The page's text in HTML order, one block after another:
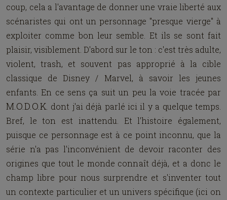
coup, cela a l'avantage de donner une vraie liberté aux
scénaristes qui ont un personnage "presque vierge" à
exploiter comme bon leur semble. Et ils se sont fait
plaisir, visiblement. D'abord sur le ton : c'est très adulte,
violent, trash, et souvent pas approprié à la cible
classique de Disney / Marvel, à savoir les jeunes
enfants. En ce sens ça suit un peu la voie tracée par
M.O.D.O.K. dont j'ai déjà parlé ici il y a quelque temps.
Bref, le ton est inattendu. Et l'histoire également,
puisque ce personnage est à ce point inconnu, que la
série n'a pas l'inconvénient de devoir raconter des
origines que tout le monde connaît déjà, et a donc le
champ libre pour nous surprendre et s'inventer tout
un contexte particulier et un univers spécifique (ici on